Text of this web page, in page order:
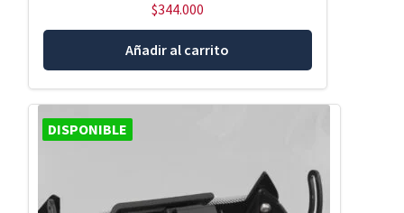
$344.000
Añadir al carrito
DISPONIBLE